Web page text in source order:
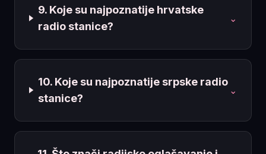
9. Koje su najpoznatije hrvatske
radio stanice?
⌄
10. Koje su najpoznatije srpske radio
stanice?
⌄